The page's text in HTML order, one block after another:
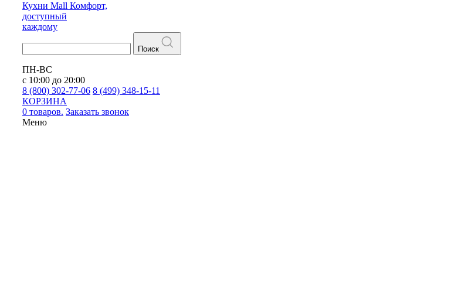
Кухни Mall Комфорт,
доступный
каждому
Поиск
ПН-ВС
с 10:00 до 20:00
8 (800) 302-77-06 8 (499) 348-15-11
КОРЗИНА
0 товаров. Заказать звонок
Меню